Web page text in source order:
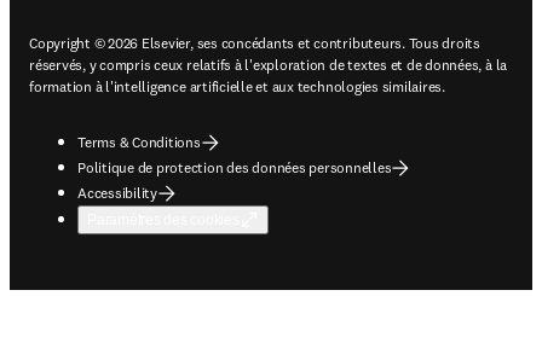
Copyright © 2026 Elsevier, ses concédants et contributeurs. Tous droits
réservés, y compris ceux relatifs à l'exploration de textes et de données, à la
formation à l'intelligence artificielle et aux technologies similaires.
Terms & Conditions
Politique de protection des données personnelles
Accessibility